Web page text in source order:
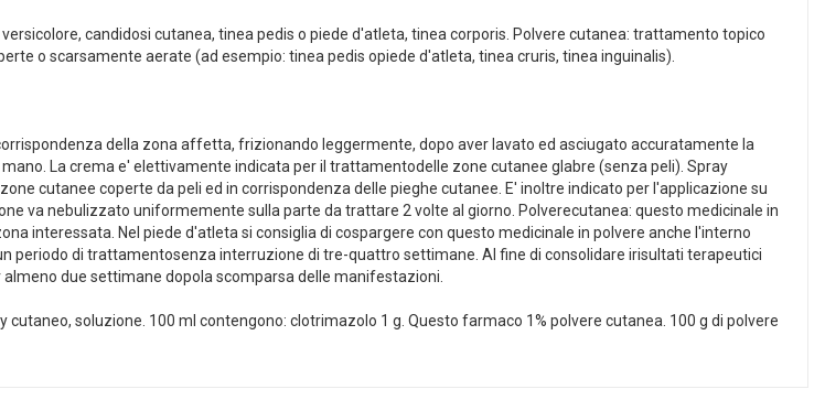
candidosi cutanea, tinea pedis o piede d'atleta, tinea corporis. Polvere cutanea: trattamento topico
o scarsamente aerate (ad esempio: tinea pedis opiede d'atleta, tinea cruris, tinea inguinalis).
della zona affetta, frizionando leggermente, dopo aver lavato ed asciugato accuratamente la
La crema e' elettivamente indicata per il trattamentodelle zone cutanee glabre (senza peli). Spray
cutanee coperte da peli ed in corrispondenza delle pieghe cutanee. E' inoltre indicato per l'applicazione su
va nebulizzato uniformemente sulla parte da trattare 2 volte al giorno. Polverecutanea: questo medicinale in
interessata. Nel piede d'atleta si consiglia di cospargere con questo medicinale in polvere anche l'interno
periodo di trattamentosenza interruzione di tre-quattro settimane. Al fine di consolidare irisultati terapeutici
due settimane dopola scomparsa delle manifestazioni.
soluzione. 100 ml contengono: clotrimazolo 1 g. Questo farmaco 1% polvere cutanea. 100 g di polvere